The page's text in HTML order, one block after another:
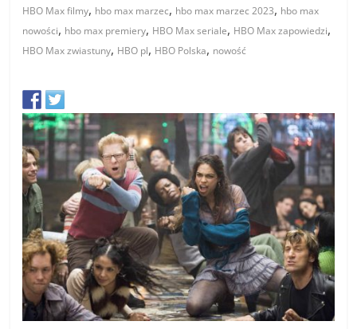
HBO Max filmy, hbo max marzec, hbo max marzec 2023, hbo max
nowości, hbo max premiery, HBO Max seriale, HBO Max zapowiedzi,
HBO Max zwiastuny, HBO pl, HBO Polska, nowość